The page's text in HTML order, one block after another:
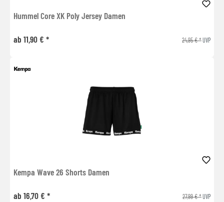
Hummel Core XK Poly Jersey Damen
ab 11,90 € * 24,95 € *UVP
Kempa Wave 26 Shorts Damen
ab 16,70 € * 27,99 € *UVP